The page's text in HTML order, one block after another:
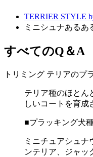
TERRIER STYLE
ミニシュナあるあ
すべてのQ＆A
トリミング テリアのプ
テリア種のほとん
しいコートを育成
■プラッキング犬
ミニチュアシュ
ンテリア、ジャッ